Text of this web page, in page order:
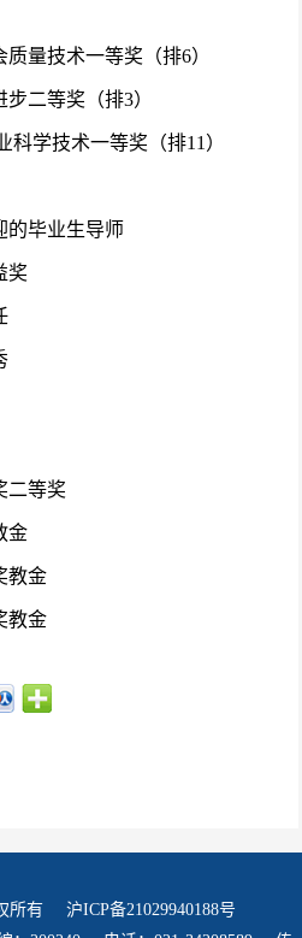
量技术一等奖（排6）
二等奖（排3）
科学技术一等奖（排11）
的毕业生导师
奖
二等奖
金
教金
教金
所有
沪ICP备21029940188号